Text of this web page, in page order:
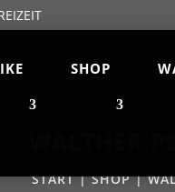
SHOP
START|SHOP|